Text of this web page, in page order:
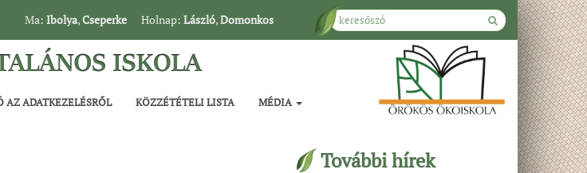
Ma: Ibolya,Cseperke Holnap: László,Domonkos
AZ ADATKEZELÉSRŐL KÖZZÉTÉTELI LISTA MÉDIA
További hírek